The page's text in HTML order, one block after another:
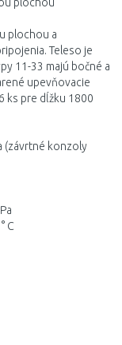
plochou a
Teleso je
11-33 majú bočné a
upevňovacie
ks pre dĺžku 1800
(závrtné konzoly
C